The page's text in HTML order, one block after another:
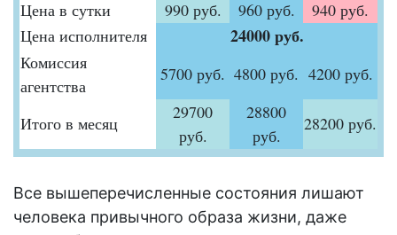
Цена в сутки 990 руб. 960 руб.
940 руб.
Цена исполнителя
24000 руб.
Комиссия
агентства
5700 руб. 4800 руб. 4200 руб.
Итого в месяц
29700
руб.
28800
руб.
28200 руб.
Все вышеперечисленные состояния лишают
человека привычного образа жизни, даже